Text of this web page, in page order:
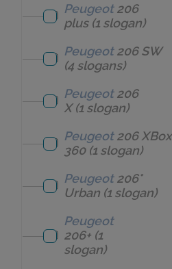
Peugeot 206
plus(1 slogan)
Peugeot 206 SW
(4 slogans)
Peugeot 206
X(1 slogan)
Peugeot 206 XBox
360(1 slogan)
Peugeot 206°
Urban (1 slogan)
Peugeot
206+ (1
slogan)